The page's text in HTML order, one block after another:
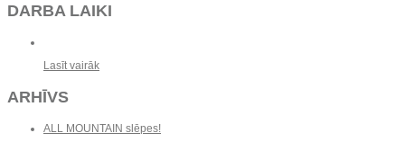
DARBA LAIKI
Lasīt vairāk
ARHĪVS
ALL MOUNTAIN slēpes!